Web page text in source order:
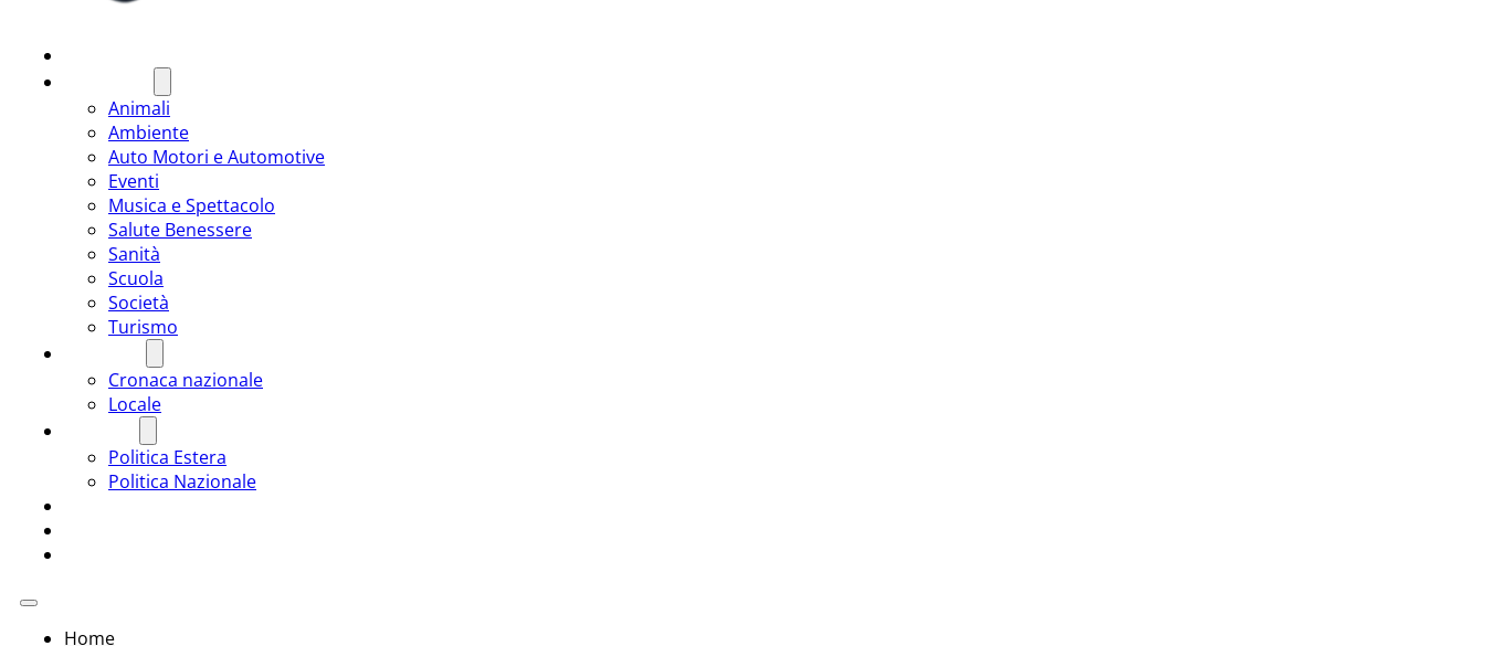
Animali
Ambiente
Auto Motori e Automotive
Eventi
Musica e Spettacolo
Salute Benessere
Sanità
Scuola
Società
Turismo
Cronaca nazionale
Locale
Politica Estera
Politica Nazionale
Home